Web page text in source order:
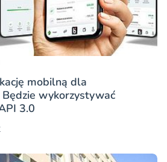
mobilną dla
wykorzystywać
3.0